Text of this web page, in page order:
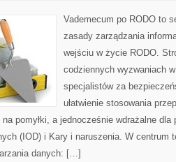
Vademecum po RODO to
zasady zarządzania
wejściu w życie RODO.
codziennych wyzwaniach
specjalistów za
ułatwienie stosowania
na pomyłki, a jednocześnie wdrażalne
(IOD) i Kary i naruszenia. W centrum
danych: […]